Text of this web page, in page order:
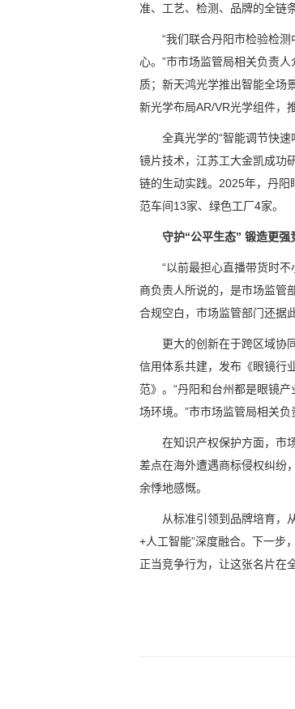
准、工艺、检测、品牌的全链
“我们联合丹阳市检验检
心。”市市场监管局相关负责
质；新天鸿光学推出智能全场
新光学布局AR/VR光学组件，
全真光学的“智能调节快
镜片技术，江苏工大金凯成
链的生动实践。2025年，丹
范车间13家、绿色工厂4家。
守护“公平生态” 锻造更强
“以前最担心直播带货时
商负责人所说的，是市场监管
合规空白，市场监管部门还据
更大的创新在于跨区域协
信用体系共建，发布《眼镜行
范》。“丹阳和台州都是眼镜
场环境。”市市场监管局相关负
在知识产权保护方面，市
差点在海外遭遇商标侵权纠纷
余悸地感慨。
从标准引领到品牌培育，
+人工智能”深度融合。下一步
正当竞争行为，让这张名片在